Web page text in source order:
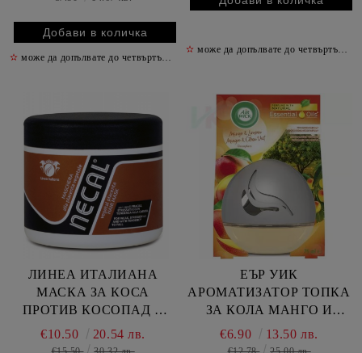
✫ може да допълвате до четвъртък включително ✫
✫ може да допълвате до четвъртък включително
ЛИНЕА ИТАЛИАНА
МАСКА ЗА КОСА
ПРОТИВ КОСОПАД С
ПЛАЦЕНТА 500 МЛ
€10.50 20.54 лв.
ЕЪР УИК
АРОМАТИЗАТОР ТОПКА
ЗА КОЛА МАНГО И
ПЪПЕШ 75 МЛ /
ОРАНЖЕВА/
€6.90 13.50 лв.